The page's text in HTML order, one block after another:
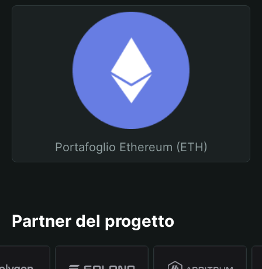
Portafoglio Ethereum (ETH)
Partner del progetto